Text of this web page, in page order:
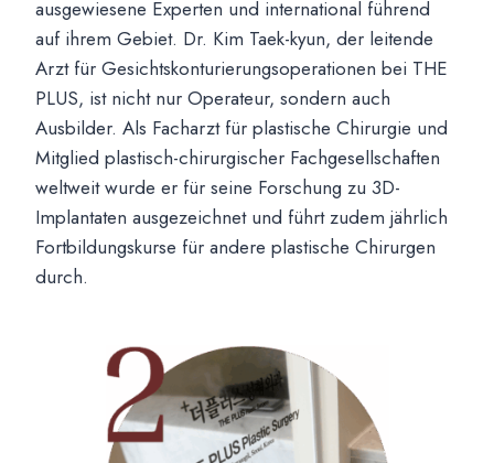
ausgewiesene Experten und international führend
auf ihrem Gebiet. Dr. Kim Taek-kyun, der leitende
Arzt für Gesichtskonturierungsoperationen bei THE
PLUS, ist nicht nur Operateur, sondern auch
Ausbilder. Als Facharzt für plastische Chirurgie und
Mitglied plastisch-chirurgischer Fachgesellschaften
weltweit wurde er für seine Forschung zu 3D-
Implantaten ausgezeichnet und führt zudem jährlich
Fortbildungskurse für andere plastische Chirurgen
durch.